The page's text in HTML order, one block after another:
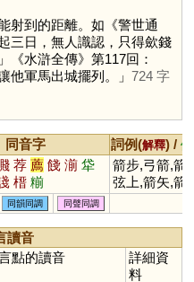
射到的距離。如《警世通
三日，無人識認，只得歛錢
《水滸全傳》第117回：
他軍馬出城擺列。」 724 字
同音字 詞例(解釋) /
荐 薦 餞 湔 牮
榗 糋
箭步,弓箭,箭
弦上,箭矢,箭
頭,箭靶,箭桿
同韻同調 同聲同調
讀音
點的讀音
詳細資
料